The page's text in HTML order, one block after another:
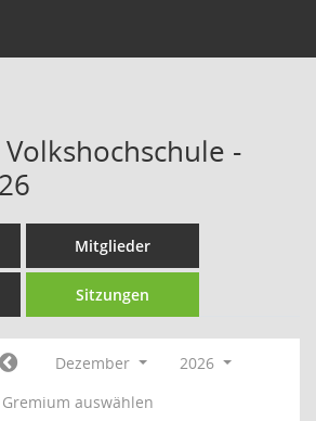
-
Mitglieder
Sitzungen
Dezember
2026
Gremium auswählen